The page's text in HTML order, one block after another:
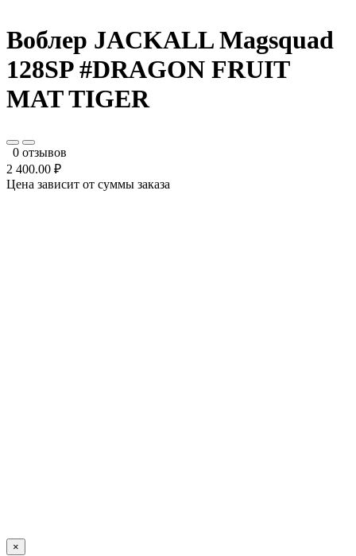
Воблер JACKALL Magsquad
128SP #DRAGON FRUIT
MAT TIGER
0 отзывов
2 400.00 ₽
Цена зависит от суммы заказа
×